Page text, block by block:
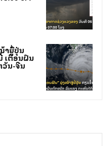
ສູ່ຍີ່ປຸ່ນ
ເຕືອນຝົນ
ນ-ຈີນ